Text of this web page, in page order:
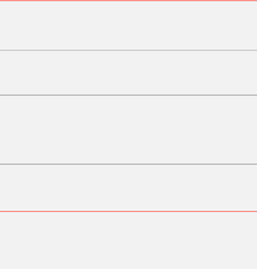
Sommer,